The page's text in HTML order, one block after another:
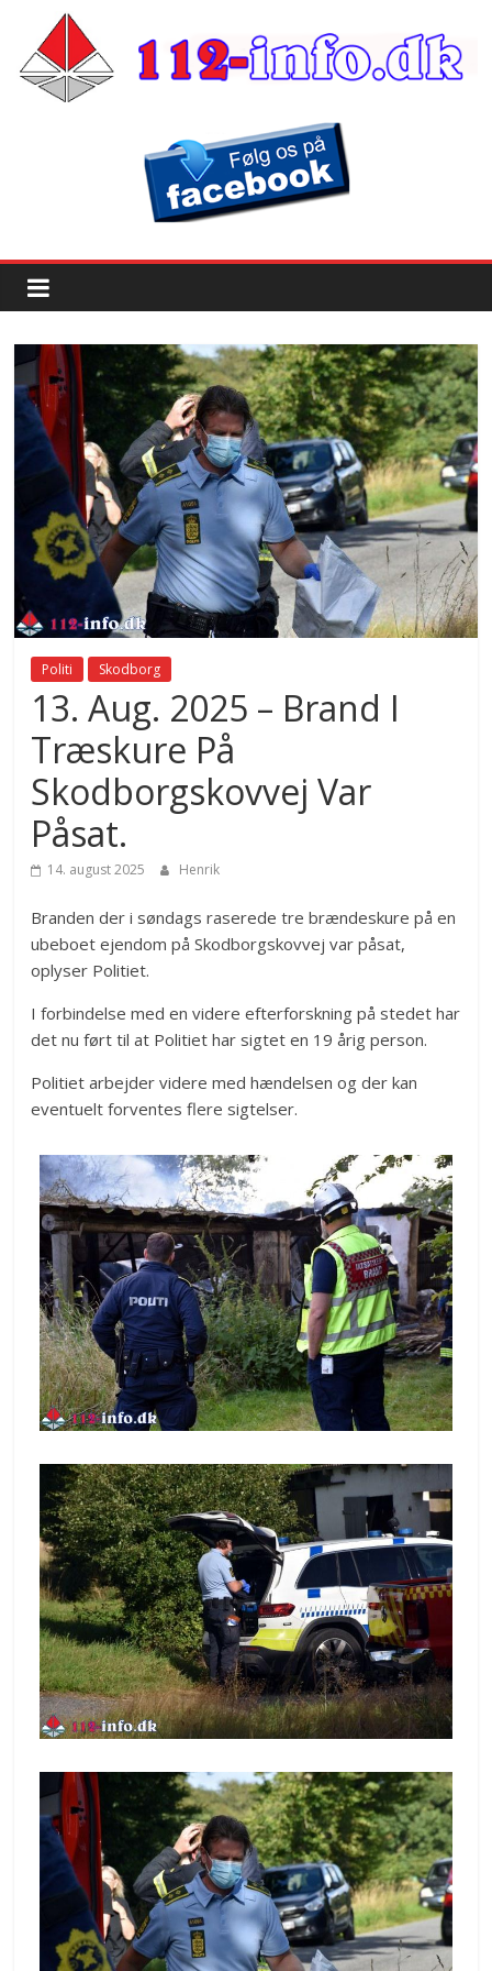
Politi Skodborg
13. Aug. 2025 – Brand I
Træskure På
Skodborgskovvej Var
Påsat.
14. august 2025 Henrik
Branden der i søndags raserede tre brændeskure på en
ubeboet ejendom på Skodborgskovvej var påsat,
oplyser Politiet.
I forbindelse med en videre efterforskning på stedet har
det nu ført til at Politiet har sigtet en 19 årig person.
Politiet arbejder videre med hændelsen og der kan
eventuelt forventes flere sigtelser.